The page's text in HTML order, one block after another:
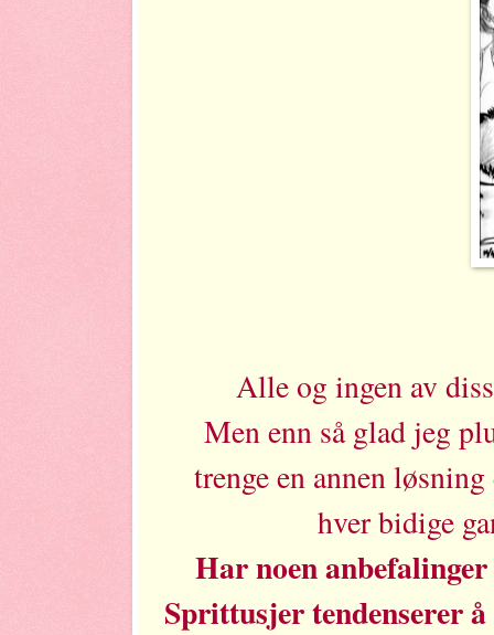
Alle og ingen av
Men enn så glad jeg
trenge en annen
hver bidige
Har noen
Sprittusjer tendenserer